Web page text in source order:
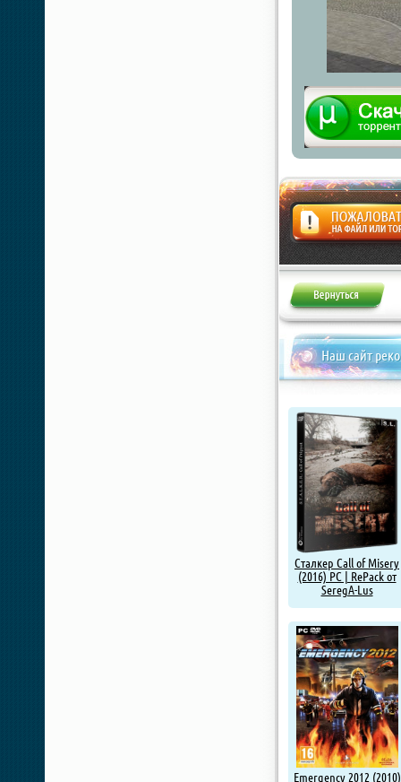
Жалоба
Наш сайт
Сталкер Call of Misery
(2016) PC | RePack от
SeregA-Lus
Emergency 2012 (2010)